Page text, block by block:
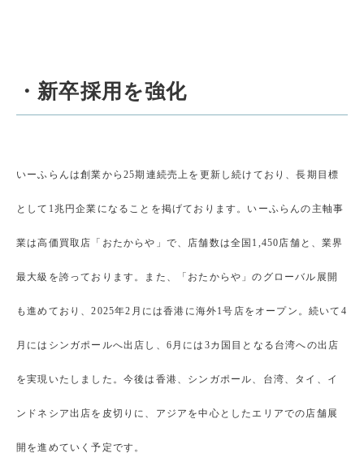
・新卒採用を強化
いーふらんは創業から25期連続売上を更新し続けており、長期目標
として1兆円企業になることを掲げております。いーふらんの主軸事
業は高価買取店「おたからや」で、店舗数は全国1,450店舗と、業界
最大級を誇っております。また、「おたからや」のグローバル展開
も進めており、2025年2月には香港に海外1号店をオープン。続いて4
月にはシンガポールへ出店し、6月には3カ国目となる台湾への出店
を実現いたしました。今後は香港、シンガポール、台湾、タイ、イ
ンドネシア出店を皮切りに、アジアを中心としたエリアでの店舗展
開を進めていく予定です。